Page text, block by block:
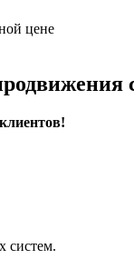
цене
систем.